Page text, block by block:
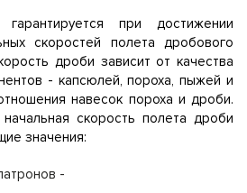
при достижении
скоростей полета дробового
дроби зависит от качества
- капсюлей, пороха, пыжей и
навесок пороха и дроби.
скорость полета дроби
значения:
-